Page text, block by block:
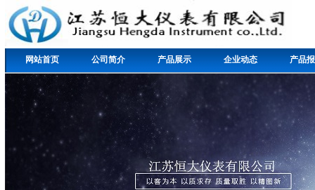
网站首页 公司简介 产品展示 企业动态 产品